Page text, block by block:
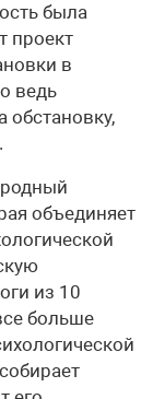
была
проект
в
ведь
обстановку,
объединяет
из 10
больше